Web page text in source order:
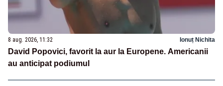
8 aug. 2026, 11:32 Ionuț Nichita
David Popovici, favorit la aur la Europene. Americanii
au anticipat podiumul